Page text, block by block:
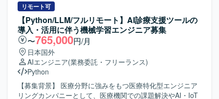
やプロンプトおよびワークフロー設計を通じて、AIアプリ
ケーションの機能拡張や改善に取り組んでいただきます。
Dify、LLM/生成AIアプリ、ローカル開発環境、AIテスト・評
価ツール、API連携、プロンプトおよびワークフロー設計な
どを用いて開発を行います。
生成AIやLLMを活用したPoCの設計や、RAGやAIエージェ
ントを用いたプロトタイプ開発を担当していただきます。
あわせて、技術選定や検証設計、評価指標の設定およびレ
ポーティングも行っていただきます。 【求める人物像】 事
業部門と協働しながら課題の本質を見極め、自ら主体的に
要件定義からプロトタイピングまで推進できる方を求めて
おります。新しい技術やツールへのキャッチアップが速
く、仮説検証を高速に回しながら価値提供につなげられる
方が望ましいです。 【ポジションの魅力】 全社横断で複数
の事業部と関わりながら、0→1フェーズのAIプロダクト創
リモート可
【Python/LLM/フルリモート】AI診療支援ツールの
導入・活用に伴う機械学習エンジニア募集
〜765,000円/月
日本国外
AIエンジニア(業務委託・フリーランス)
Python
【募集背景】 医療分野に強みをもつ医療特化型エンジニア
リングカンパニーとして、医療機関での課題解決やAI・IoT